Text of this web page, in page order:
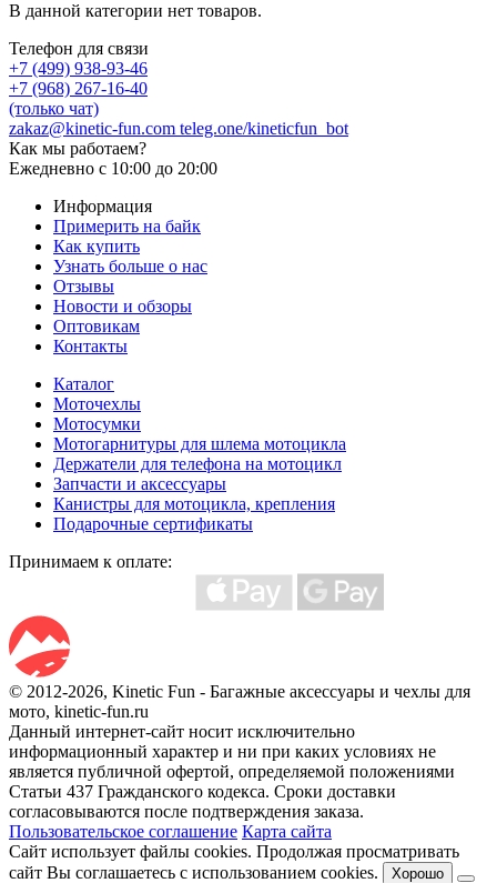
В данной категории нет товаров.
Телефон для связи
+7 (499) 938-93-46
+7 (968) 267-16-40
(только чат)
zakaz@kinetic-fun.com teleg.one/kineticfun_bot
Как мы работаем?
Ежедневно с 10:00 до 20:00
Информация
Примерить на байк
Как купить
Узнать больше о нас
Отзывы
Новости и обзоры
Оптовикам
Контакты
Каталог
Моточехлы
Мотосумки
Мотогарнитуры для шлема мотоцикла
Держатели для телефона на мотоцикл
Запчасти и аксессуары
Канистры для мотоцикла, крепления
Подарочные сертификаты
Принимаем к оплате:
© 2012-2026, Kinetic Fun - Багажные аксессуары и чехлы для
мото, kinetic-fun.ru
Данный интернет-сайт носит исключительно
информационный характер и ни при каких условиях не
является публичной офертой, определяемой положениями
Статьи 437 Гражданского кодекса. Сроки доставки
согласовываются после подтверждения заказа.
Пользовательское соглашение Карта сайта
Сайт использует файлы cookies. Продолжая просматривать
сайт Вы соглашаетесь с использованием cookies.
Хорошо